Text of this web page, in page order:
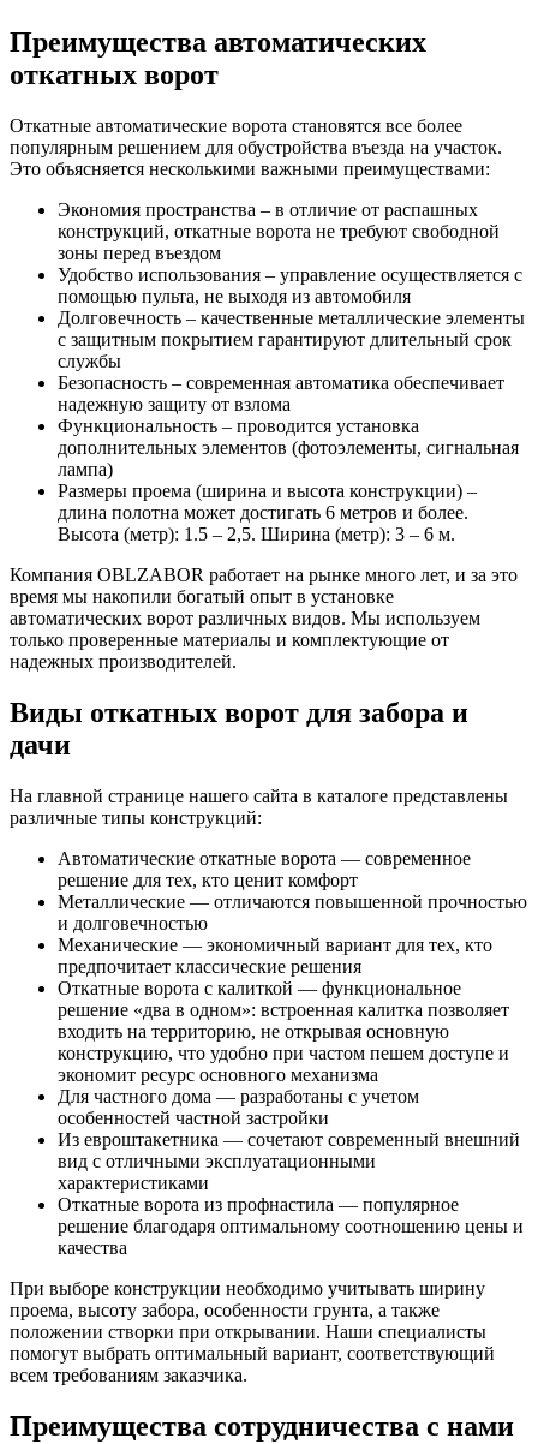
Преимущества автоматических
откатных ворот
Откатные автоматические ворота становятся все более
популярным решением для обустройства въезда на участок.
Это объясняется несколькими важными преимуществами:
Экономия пространства – в отличие от распашных
конструкций, откатные ворота не требуют свободной
зоны перед въездом
Удобство использования – управление осуществляется с
помощью пульта, не выходя из автомобиля
Долговечность – качественные металлические элементы
с защитным покрытием гарантируют длительный срок
службы
Безопасность – современная автоматика обеспечивает
надежную защиту от взлома
Функциональность – проводится установка
дополнительных элементов (фотоэлементы, сигнальная
лампа)
Размеры проема (ширина и высота конструкции) –
длина полотна может достигать 6 метров и более.
Высота (метр): 1.5 – 2,5. Ширина (метр): 3 – 6 м.
Компания OBLZABOR работает на рынке много лет, и за это
время мы накопили богатый опыт в установке
автоматических ворот различных видов. Мы используем
только проверенные материалы и комплектующие от
надежных производителей.
Виды откатных ворот для забора и
дачи
На главной странице нашего сайта в каталоге представлены
различные типы конструкций:
Автоматические откатные ворота — современное
решение для тех, кто ценит комфорт
Металлические — отличаются повышенной прочностью
и долговечностью
Механические — экономичный вариант для тех, кто
предпочитает классические решения
Откатные ворота с калиткой — функциональное
решение «два в одном»: встроенная калитка позволяет
входить на территорию, не открывая основную
конструкцию, что удобно при частом пешем доступе и
экономит ресурс основного механизма
Для частного дома — разработаны с учетом
особенностей частной застройки
Из евроштакетника — сочетают современный внешний
вид с отличными эксплуатационными
характеристиками
Откатные ворота из профнастила — популярное
решение благодаря оптимальному соотношению цены и
качества
При выборе конструкции необходимо учитывать ширину
проема, высоту забора, особенности грунта, а также
положении створки при открывании. Наши специалисты
помогут выбрать оптимальный вариант, соответствующий
всем требованиям заказчика.
Преимущества сотрудничества с нами